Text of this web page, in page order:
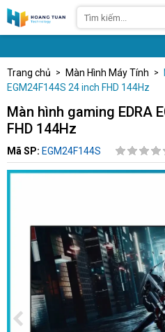
Trang chủ Màn Hình Máy Tính
EGM24F144S 24 inch FHD 144Hz
Màn hình gaming EDRA
FHD 144Hz
Mã SP: EGM24F144S